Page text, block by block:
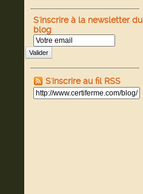
S'inscrire à la newsletter du
blog
Valider
S'inscrire au fil RSS